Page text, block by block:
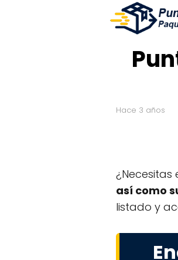
hace 3 años
así como
listado y